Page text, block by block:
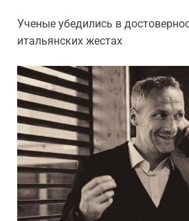
Ученые убедились в
итальянских жестах